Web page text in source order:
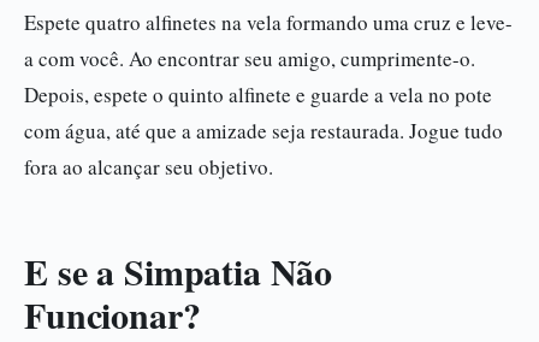
Espete quatro alfinetes na vela formando uma cruz e leve-
a com você. Ao encontrar seu amigo, cumprimente-o.
Depois, espete o quinto alfinete e guarde a vela no pote
com água, até que a amizade seja restaurada. Jogue tudo
fora ao alcançar seu objetivo.
E se a Simpatia Não
Funcionar?